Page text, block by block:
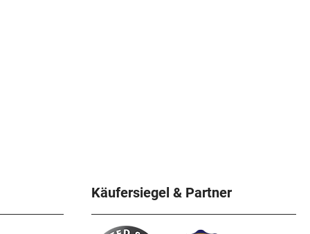
Käufersiegel & Partner